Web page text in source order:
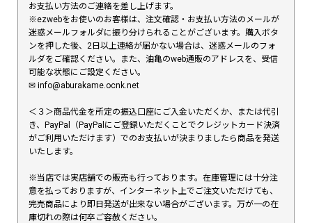
お支払い方法のご連絡を差し上げます。
※ezwebをお使いのお客様は、注文確認・お支払い方法のメールが
迷惑メールフォルダに振り分けられることがございます。購入ボタ
ンを押した後、2日以上連絡が届かない場合は、迷惑メールのフォ
ルダをご確認ください。また、油亀のweb通販のアドレスを、受信
可能な状態にご設定ください。
✉︎ info@aburakame.ocnk.net
＜３＞商品代金を所定の振込口座にご入金いただくか、または代引
き、PayPal（PayPalにご登録いただくことでクレジットカード決済
がご利用いただけます）でのお支払いが決まりましたら商品を発送
いたします。
※当店では実店舗での販売も行っております。在庫管理には十分注
意を払っておりますが、インターネット上でご注文いただけても、
完売商品により即日発送が出来ない場合がございます。万が一の在
庫切れの際は何卒ご容赦ください。